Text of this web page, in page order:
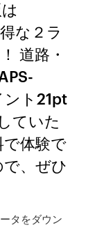
な２ラ
道路・
ント21pt
ていた
体験で
、ぜひ
タをダウン